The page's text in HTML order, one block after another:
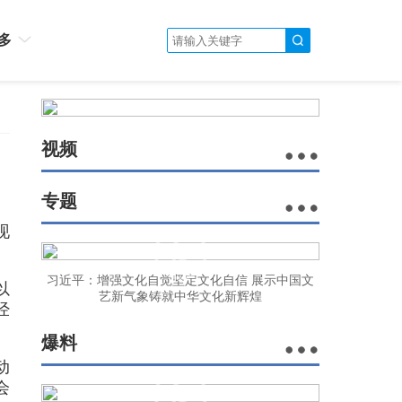
视频
专题
习近平：增强文化自觉坚定文化自信 展示中国文
艺新气象铸就中华文化新辉煌
爆料